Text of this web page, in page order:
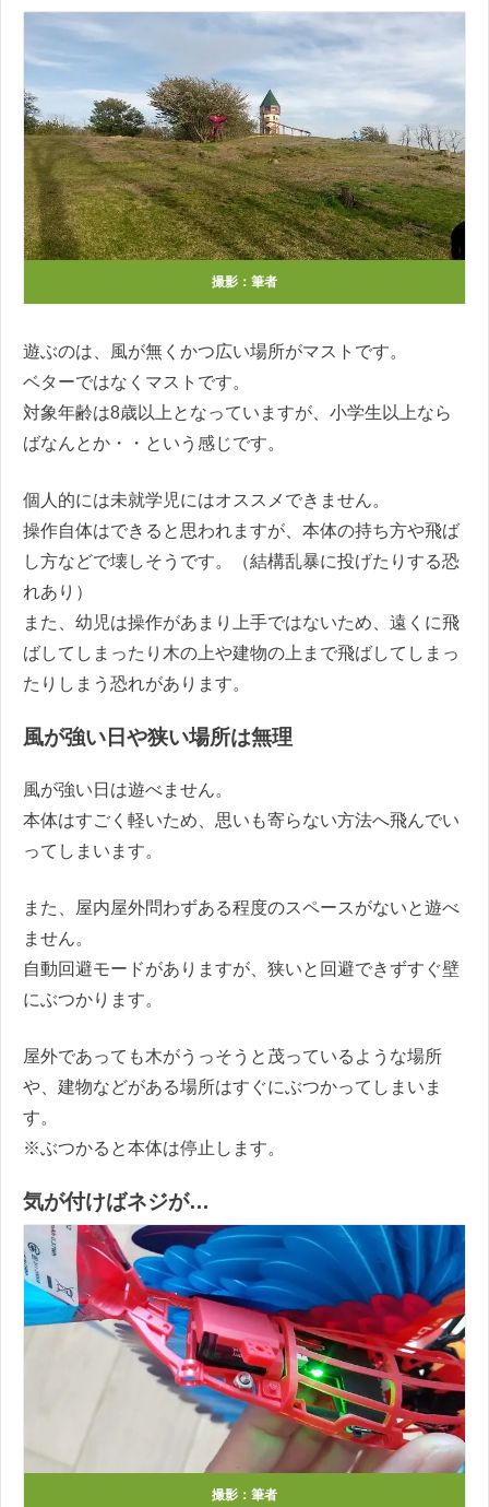
撮影：筆者
遊ぶのは、風が無くかつ広い場所がマストです。
ベターではなくマストです。
対象年齢は8歳以上となっていますが、小学生以上なら
ばなんとか・・という感じです。
個人的には未就学児にはオススメできません。
操作自体はできると思われますが、本体の持ち方や飛ば
し方などで壊しそうです。（結構乱暴に投げたりする恐
れあり）
また、幼児は操作があまり上手ではないため、遠くに飛
ばしてしまったり木の上や建物の上まで飛ばしてしまっ
たりしまう恐れがあります。
風が強い日や狭い場所は無理
風が強い日は遊べません。
本体はすごく軽いため、思いも寄らない方法へ飛んでい
ってしまいます。
また、屋内屋外問わずある程度のスペースがないと遊べ
ません。
自動回避モードがありますが、狭いと回避できずすぐ壁
にぶつかります。
屋外であっても木がうっそうと茂っているような場所
や、建物などがある場所はすぐにぶつかってしまいま
す。
※ぶつかると本体は停止します。
気が付けばネジが…
撮影：筆者